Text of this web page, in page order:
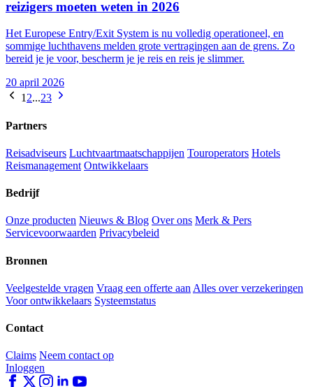
reizigers moeten weten in 2026
Het Europese Entry/Exit System is nu volledig operationeel, en
sommige luchthavens melden grote vertragingen aan de grens. Zo
bereid je je voor, bescherm je je reis en reis je slimmer.
20 april 2026
1 2...23
Partners
Reisadviseurs Luchtvaartmaatschappijen Touroperators Hotels
Reismanagement Ontwikkelaars
Bedrijf
Onze producten Nieuws & Blog Over ons Merk & Pers
Servicevoorwaarden Privacybeleid
Bronnen
Veelgestelde vragen Vraag een offerte aan Alles over verzekeringen
Voor ontwikkelaars Systeemstatus
Contact
Claims Neem contact op
Inloggen